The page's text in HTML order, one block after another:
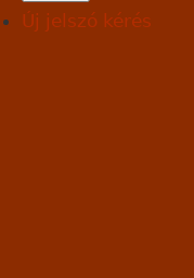
Új jelszó kérés